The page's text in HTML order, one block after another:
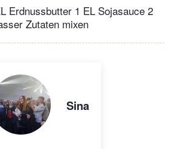
Erdnussbutter 1 EL Sojasauce 2
Zutaten mixen
Sina